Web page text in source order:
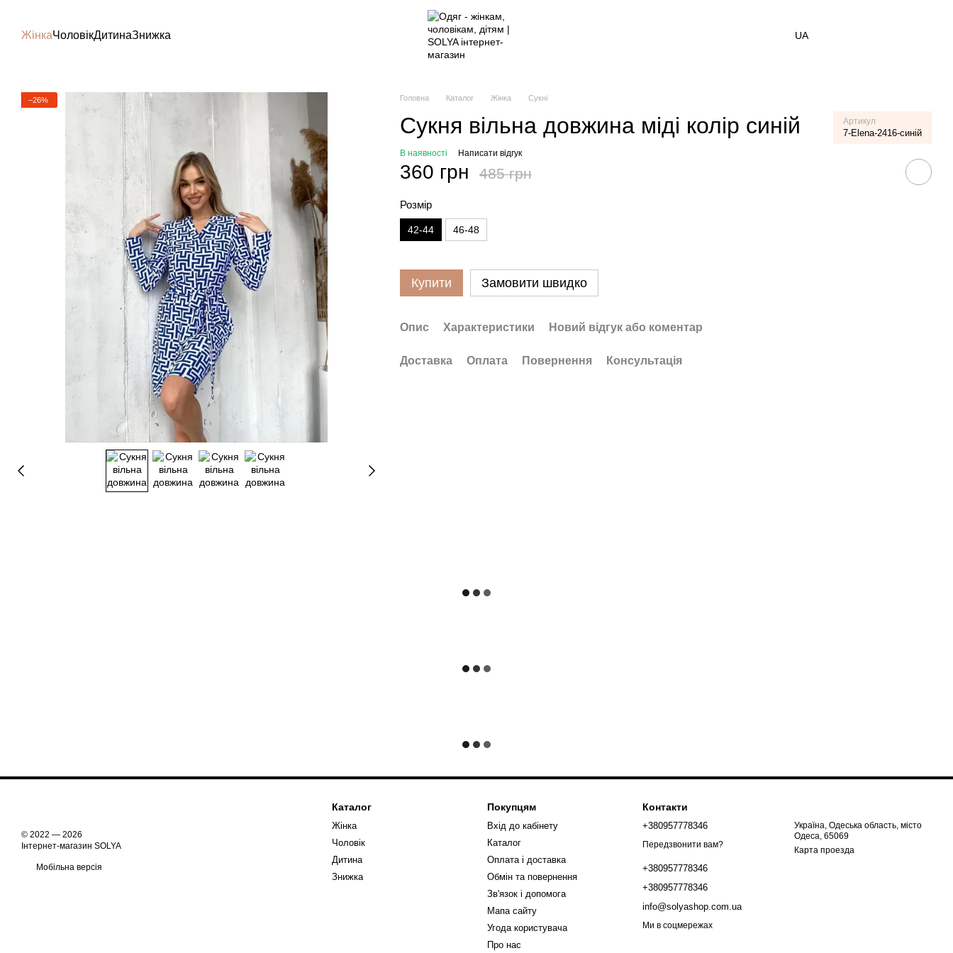
ЖінкаЧоловікДитинаЗнижка UA
−26% Головна Каталог Жінка Сукні
Сукня вільна довжина міді колір синій Артикул
7-Elena-2416-синій
В наявності Написати відгук
360 грн 485 грн
Розмір
42-44 46-48
Купити Замовити швидко
Опис Характеристики Новий відгук або коментар
Доставка Оплата Повернення Консультація
© 2022 — 2026
Інтернет-магазин SOLYA
Мобільна версія
Каталог
Жінка
Чоловік
Дитина
Знижка
Покупцям
Вхід до кабінету
Каталог
Оплата і доставка
Обмін та повернення
Зв'язок і допомога
Мапа сайту
Угода користувача
Про нас
Контакти
+380957778346
Передзвонити вам?
+380957778346
+380957778346
info@solyashop.com.ua
Україна, Одеська область, місто
Одеса, 65069
Карта проезда
Ми в соцмережах